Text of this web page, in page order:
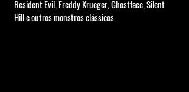
Resident Evil, Freddy Krueger, Ghostface, Silent
Hill e outros monstros clássicos.